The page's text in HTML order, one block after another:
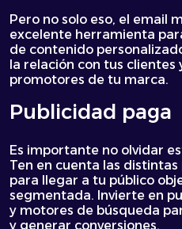
Pero no solo eso, el email
excelente herramienta
de contenido
la relación con tus clientes
promotores de tu marca.
Publicidad paga
Es importante no olvidar
Ten en cuenta las
para llegar a tu público
segmentada. Invierte en
y motores de búsqueda
y generar conversiones.